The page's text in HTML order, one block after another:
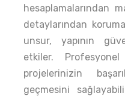
hesaplamalarından
detaylarından
unsur, yapının
etkiler.
projelerinizin
geçmesini